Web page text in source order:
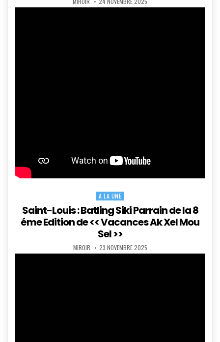
DATE:
Posted
in
A LA UNE
Saint-Louis : Batling Siki Parrain de la 8
éme Edition de << Vacances Ak Xel Mou
Sel >>
AUTHOR:
MIROIR PUBLISHED
DATE:
23 NOVEMBRE 2025